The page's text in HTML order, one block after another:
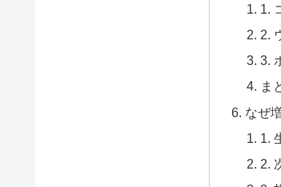
1.
2.
3.
ま
なぜ
1.
2.